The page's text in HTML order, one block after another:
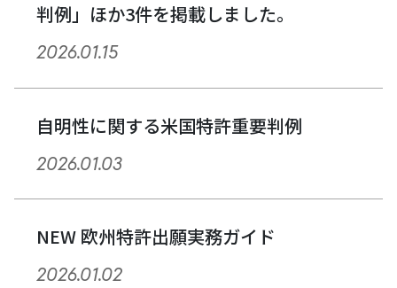
判例」ほか3件を掲載しました。
2026.01.15
自明性に関する米国特許重要判例
2026.01.03
NEW 欧州特許出願実務ガイド
2026.01.02